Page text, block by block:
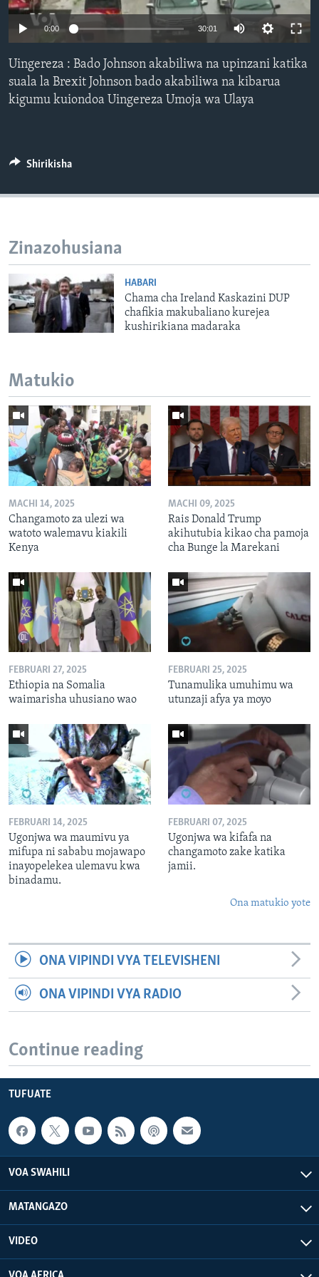
0:00 30:01
Uingereza : Bado Johnson akabiliwa na upinzani katika
suala la Brexit Johnson bado akabiliwa na kibarua
kigumu kuiondoa Uingereza Umoja wa Ulaya
Shirikisha
Zinazohusiana
HABARI
Chama cha Ireland Kaskazini DUP
chafikia makubaliano kurejea
kushirikiana madaraka
Matukio
MACHI 14, 2025
Changamoto za ulezi wa
watoto walemavu kiakili
Kenya
MACHI 09, 2025
Rais Donald Trump
akihutubia kikao cha pamoja
cha Bunge la Marekani
FEBRUARI 27, 2025
Ethiopia na Somalia
waimarisha uhusiano wao
FEBRUARI 25, 2025
Tunamulika umuhimu wa
utunzaji afya ya moyo
FEBRUARI 14, 2025
Ugonjwa wa maumivu ya
mifupa ni sababu mojawapo
inayopelekea ulemavu kwa
binadamu.
FEBRUARI 07, 2025
Ugonjwa wa kifafa na
changamoto zake katika
jamii.
Ona matukio yote
ONA VIPINDI VYA TELEVISHENI
ONA VIPINDI VYA RADIO
Continue reading
TUFUATE
VOA SWAHILI
MATANGAZO
VIDEO